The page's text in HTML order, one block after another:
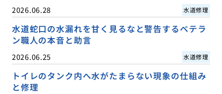
2026.06.28 水道修理
水道蛇口の水漏れを甘く見るなと警告するベテラ
ン職人の本音と助言
2026.06.25 水道修理
トイレのタンク内へ水がたまらない現象の仕組み
と修理